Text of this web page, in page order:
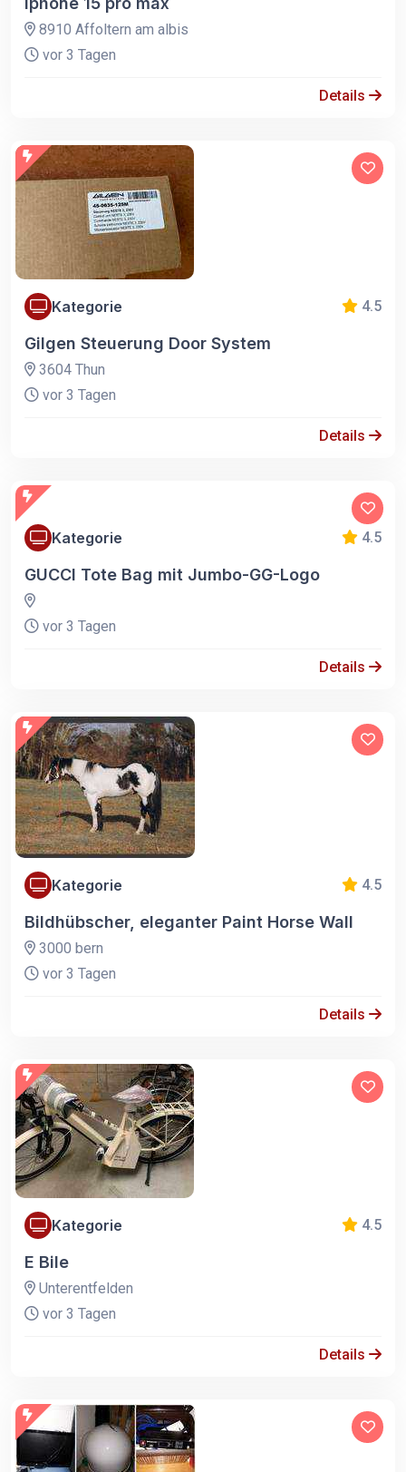
8910 Affoltern am albis
vor 3 Tagen
Details
Kategorie 4.5
Gilgen Steuerung Door System
3604 Thun
vor 3 Tagen
Details
Kategorie 4.5
GUCCI Tote Bag mit Jumbo-GG-Logo
vor 3 Tagen
Details
Kategorie 4.5
Bildhübscher, eleganter Paint Horse Wall
3000 bern
vor 3 Tagen
Details
Kategorie 4.5
E Bile
Unterentfelden
vor 3 Tagen
Details